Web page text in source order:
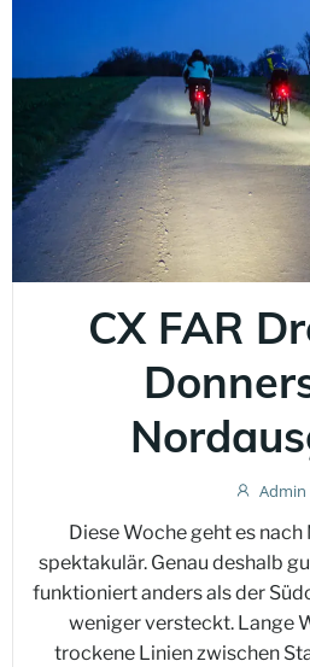
CX FAR
Admin
Diese Woche geht es
spektakulär. Genau deshalb
funktioniert anders als der
weniger versteckt. Lange
trockene Linien zwischen